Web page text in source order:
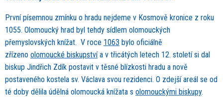
První písemnou zmínku o hradu nejdeme v Kosmově kronice z roku
1055. Olomoucký hrad byl tehdy sídlem olomouckých
přemyslovských knížat. V roce 1063 bylo oficiálně
zřízeno olomoucké biskupstvía v třicátých letech 12. století si dal
biskup Jindřich Zdík postavit v těsné blízkosti hradu a nově
postaveného kostela sv. Václava svou rezidenci. O zdejší areál se od
té doby dělila údělná olomoucká knížata s olomouckými biskupy.